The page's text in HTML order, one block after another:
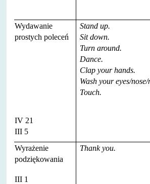
Wydawanie
prostych poleceń
IV 21
III 5
Stand up.
Sit down.
Turn around.
Dance.
Clap your hands.
Wash your eyes/
Touch.
Wyrażenie
podziękowania
III 1
Thank you.